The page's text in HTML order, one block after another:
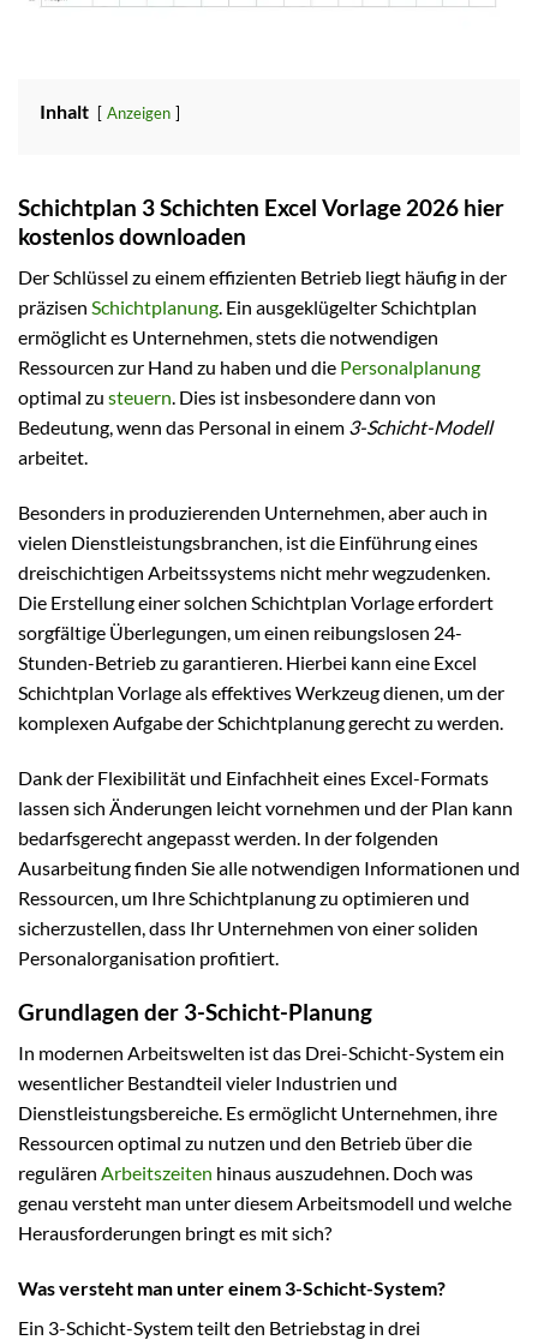
Inhalt Anzeigen
Schichtplan 3 Schichten Excel Vorlage 2026 hier
kostenlos downloaden
Der Schlüssel zu einem effizienten Betrieb liegt häufig in der
präzisen Schichtplanung. Ein ausgeklügelter Schichtplan
ermöglicht es Unternehmen, stets die notwendigen
Ressourcen zur Hand zu haben und die Personalplanung
optimal zu steuern. Dies ist insbesondere dann von
Bedeutung, wenn das Personal in einem 3-Schicht-Modell
arbeitet.
Besonders in produzierenden Unternehmen, aber auch in
vielen Dienstleistungsbranchen, ist die Einführung eines
dreischichtigen Arbeitssystems nicht mehr wegzudenken.
Die Erstellung einer solchen Schichtplan Vorlage erfordert
sorgfältige Überlegungen, um einen reibungslosen 24-
Stunden-Betrieb zu garantieren. Hierbei kann eine Excel
Schichtplan Vorlage als effektives Werkzeug dienen, um der
komplexen Aufgabe der Schichtplanung gerecht zu werden.
Dank der Flexibilität und Einfachheit eines Excel-Formats
lassen sich Änderungen leicht vornehmen und der Plan kann
bedarfsgerecht angepasst werden. In der folgenden
Ausarbeitung finden Sie alle notwendigen Informationen und
Ressourcen, um Ihre Schichtplanung zu optimieren und
sicherzustellen, dass Ihr Unternehmen von einer soliden
Personalorganisation profitiert.
Grundlagen der 3-Schicht-Planung
In modernen Arbeitswelten ist das Drei-Schicht-System ein
wesentlicher Bestandteil vieler Industrien und
Dienstleistungsbereiche. Es ermöglicht Unternehmen, ihre
Ressourcen optimal zu nutzen und den Betrieb über die
regulären Arbeitszeiten hinaus auszudehnen. Doch was
genau versteht man unter diesem Arbeitsmodell und welche
Herausforderungen bringt es mit sich?
Was versteht man unter einem 3-Schicht-System?
Ein 3-Schicht-System teilt den Betriebstag in drei